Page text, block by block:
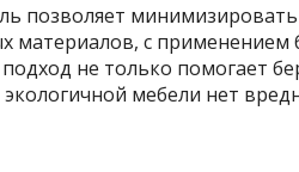
позволяет
материалов, с применением
не только помогает
мебели нет